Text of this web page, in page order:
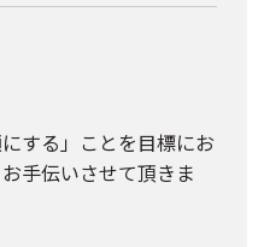
する」ことを目標にお
手伝いさせて頂きま